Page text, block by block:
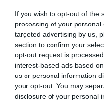
If you wish to opt-out of the
processing of your
targeted advertising by us,
section to confirm your
opt-out request is
interest-based ads based
us or personal information
your opt-out. You may
disclosure of your personal
Mantente informado con
Compartir